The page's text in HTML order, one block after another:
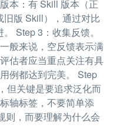
本：有 Skill 版本（正
版 Skill），通过对比
Step 3：收集反馈。
般来说，空反馈表示满
估者应当重点关注有具
例都达到完美。 Step
但关键是要追求泛化而
轴标签，不要简单添
则，而要理解为什么会